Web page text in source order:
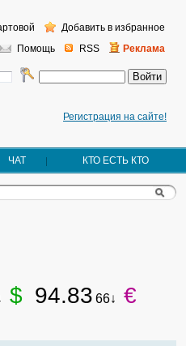
Регистрация на сайте!
Помощь RSS Реклама
Добавить в избранное
ЧАТ КТО ЕСТЬ КТО
$ 94.83 66↓ €